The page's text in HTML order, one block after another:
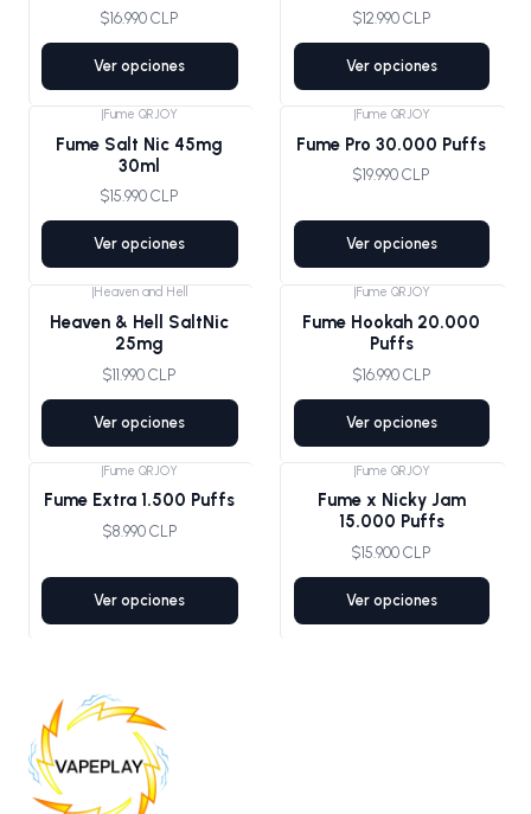
$16.990 CLP
Ver opciones
$12.990 CLP
Ver opciones
Fume QRJOY
Fume Salt Nic 45mg
30ml
$15.990 CLP
Ver opciones
Fume QRJOY
Fume Pro 30.000 Puffs
$19.990 CLP
Ver opciones
Heaven and Hell
Heaven & Hell SaltNic
25mg
$11.990 CLP
Ver opciones
Fume QRJOY
Fume Hookah 20.000
Puffs
$16.990 CLP
Ver opciones
|Fume QRJOY
Fume Extra 1.500 Puffs
$8.990 CLP
Ver opciones
|Fume QRJOY
Fume x Nicky Jam
15.000 Puffs
$15.900 CLP
Ver opciones